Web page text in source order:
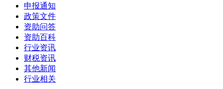
申报通知
政策文件
资助问答
资助百科
行业资讯
财税资讯
其他新闻
行业相关